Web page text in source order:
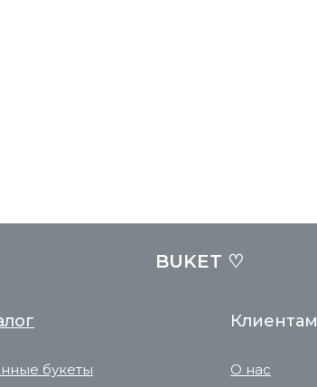
BUKET ♡
букеты О нас
Клиентам